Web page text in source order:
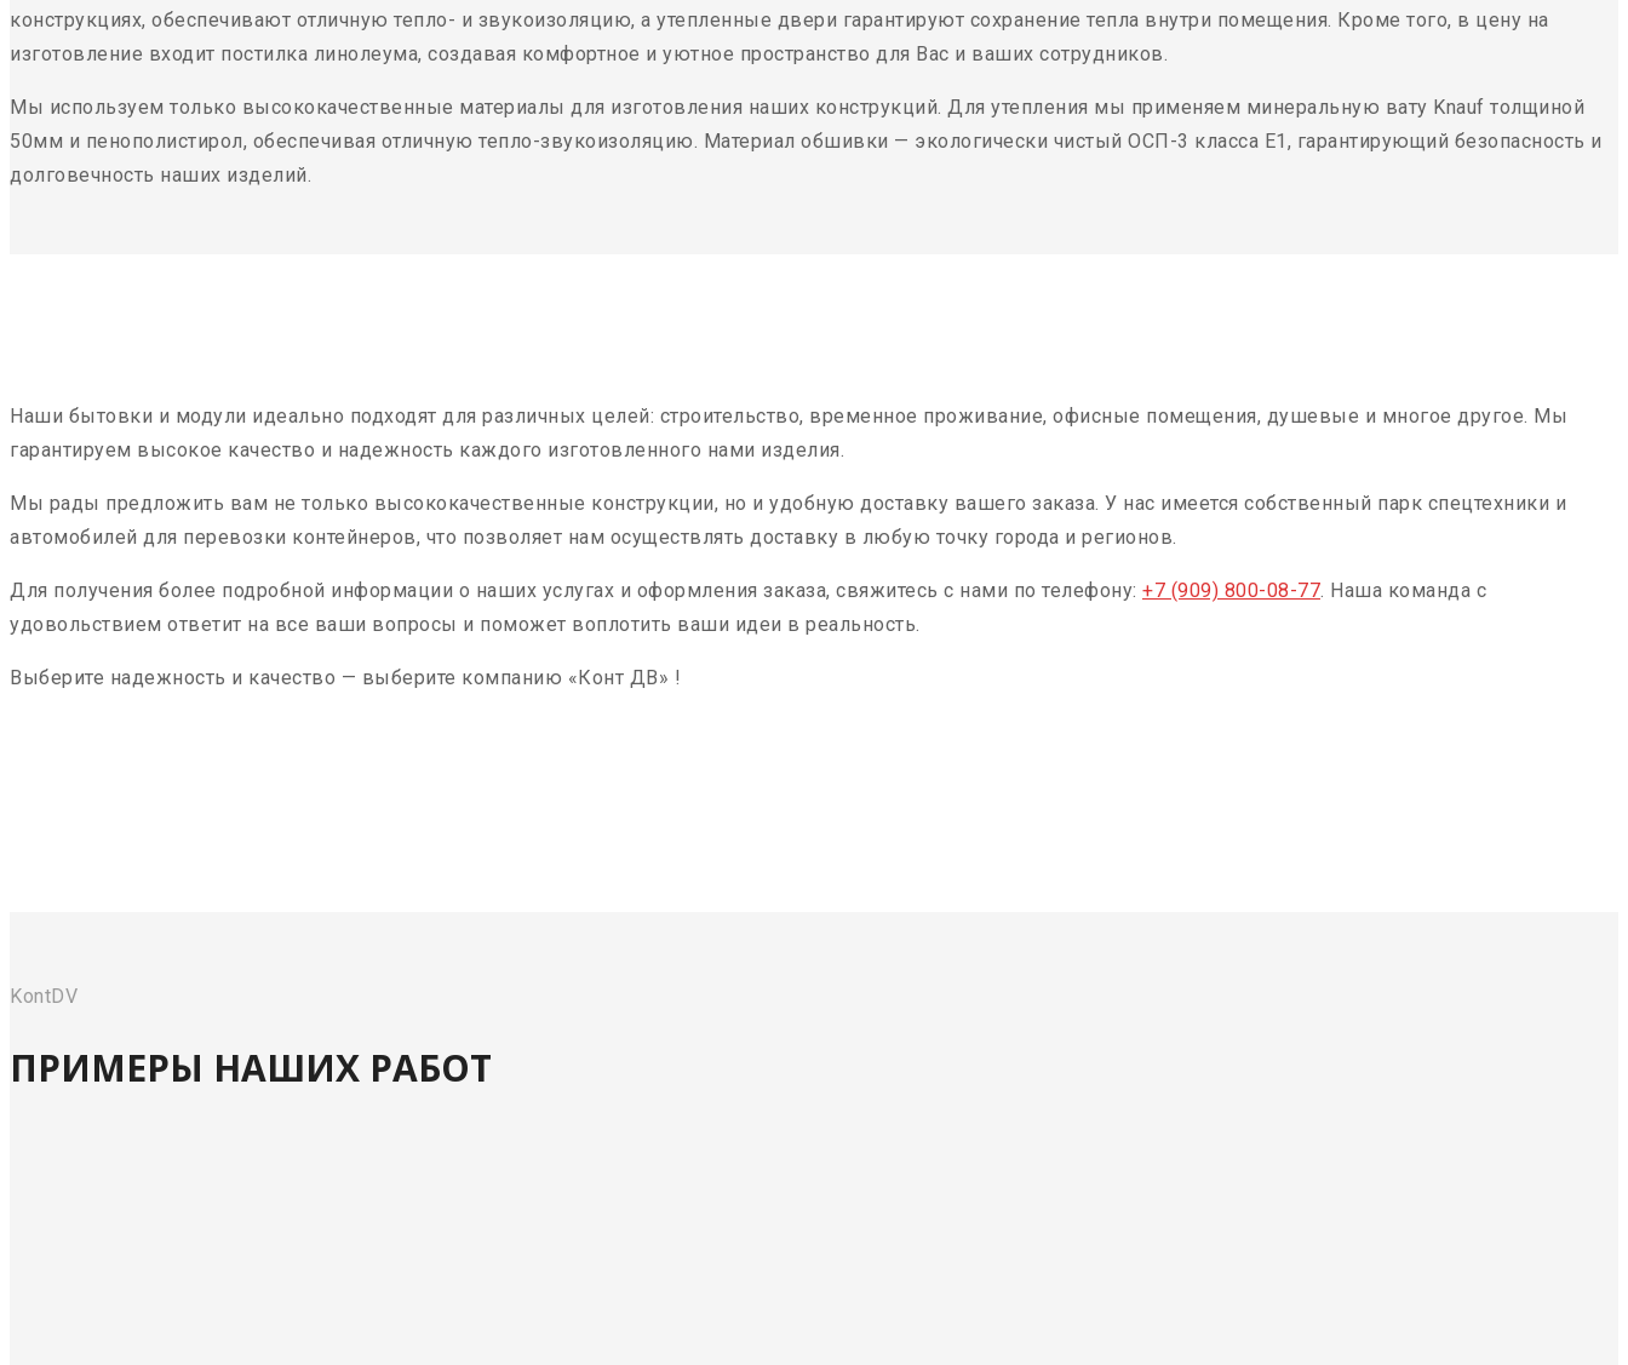
конструкциях, обеспечивают отличную тепло- и звукоизоляцию, а утепленные двери гарантируют сохранение тепла внутри помещения. Кроме того, в цену на
изготовление входит постилка линолеума, создавая комфортное и уютное пространство для Вас и ваших сотрудников.
Мы используем только высококачественные материалы для изготовления наших конструкций. Для утепления мы применяем минеральную вату Knauf толщиной
50мм и пенополистирол, обеспечивая отличную тепло-звукоизоляцию. Материал обшивки — экологически чистый ОСП-3 класса Е1, гарантирующий безопасность и
долговечность наших изделий.
Наши бытовки и модули идеально подходят для различных целей: строительство, временное проживание, офисные помещения, душевые и многое другое. Мы
гарантируем высокое качество и надежность каждого изготовленного нами изделия.
Мы рады предложить вам не только высококачественные конструкции, но и удобную доставку вашего заказа. У нас имеется собственный парк спецтехники и
автомобилей для перевозки контейнеров, что позволяет нам осуществлять доставку в любую точку города и регионов.
Для получения более подробной информации о наших услугах и оформления заказа, свяжитесь с нами по телефону: +7 (909) 800-08-77. Наша команда с
удовольствием ответит на все ваши вопросы и поможет воплотить ваши идеи в реальность.
Выберите надежность и качество — выберите компанию «Конт ДВ» !
KontDV
ПРИМЕРЫ НАШИХ РАБОТ